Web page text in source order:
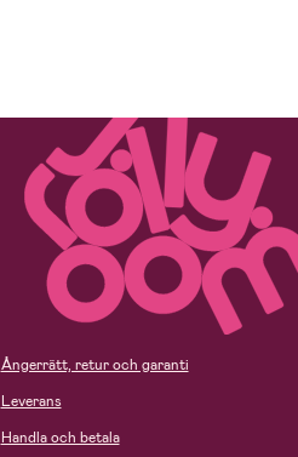
Ångerrätt, retur och garanti
Leverans
Handla och betala